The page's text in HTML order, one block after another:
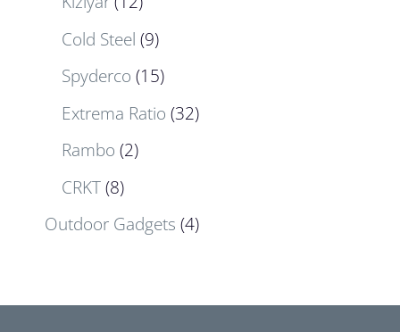
Cold Steel (9)
Spyderco (15)
Extrema Ratio (32)
Rambo (2)
CRKT(8)
Outdoor Gadgets (4)